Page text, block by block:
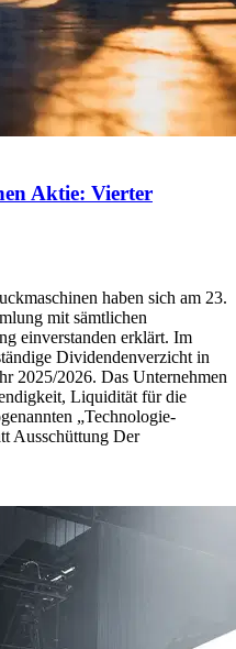
Aktie: Vierter
haben sich am 23.
mit sämtlichen
einverstanden erklärt. Im
Dividendenverzicht in
2025/2026. Das Unternehmen
Liquidität für die
„Technologie-
Ausschüttung Der